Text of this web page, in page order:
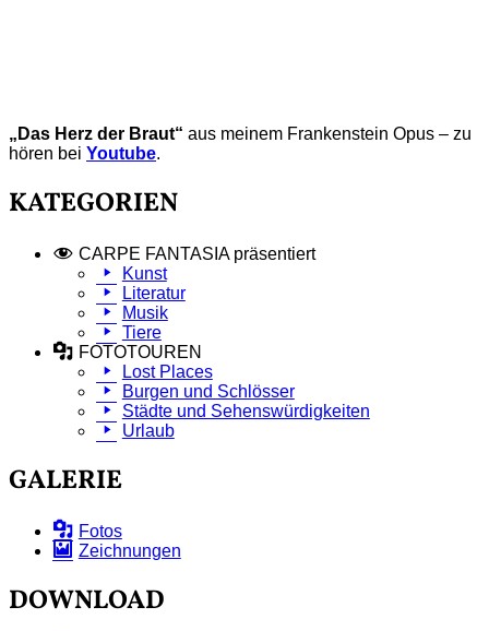
„Das Herz der Braut“ aus meinem Frankenstein Opus – zu
hören bei Youtube.
KATEGORIEN
CARPE FANTASIA präsentiert
Kunst
Literatur
Musik
Tiere
FOTOTOUREN
Lost Places
Burgen und Schlösser
Städte und Sehenswürdigkeiten
Urlaub
GALERIE
Fotos
Zeichnungen
DOWNLOAD